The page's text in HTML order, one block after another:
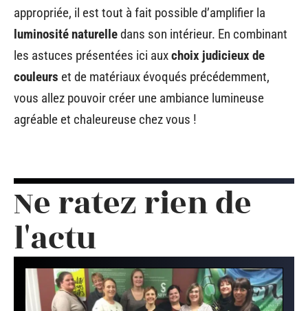
appropriée, il est tout à fait possible d’amplifier la
luminosité naturelledans son intérieur. En combinant
les astuces présentées ici auxchoix judicieux de
couleurs et de matériaux évoqués précédemment,
vous allez pouvoir créer une ambiance lumineuse
agréable et chaleureuse chez vous !
Ne ratez rien de
l'actu